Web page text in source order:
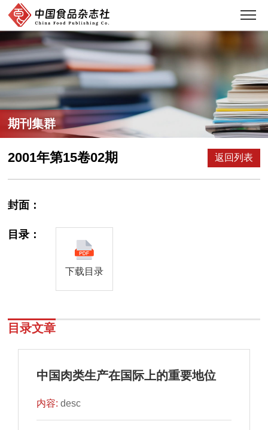
期刊集群
2001年第15卷02期 返回列表
封面：
目录：
下载目录
目录文章
中国肉类生产在国际上的重要地位
内容:desc